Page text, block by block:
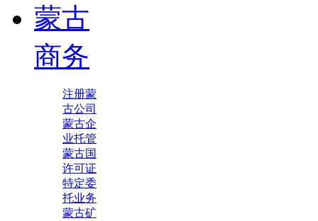
蒙古
商务
注册蒙
古公司
蒙古企
业托管
蒙古国
许可证
特定委
托业务
蒙古矿